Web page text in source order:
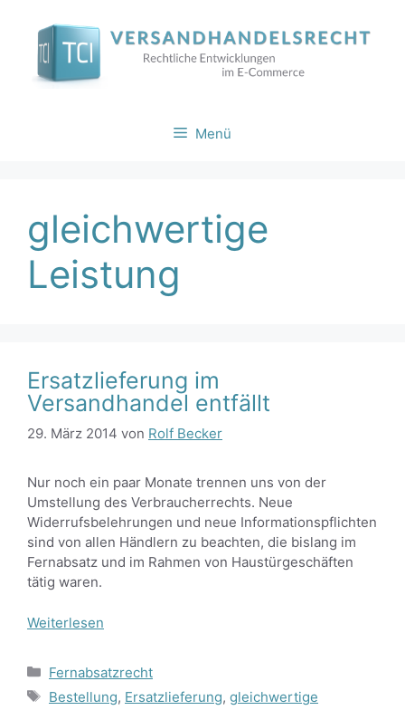
springen
Menü
gleichwertige
Leistung
Ersatzlieferung im
Versandhandel entfällt
29. März 2014 von Rolf Becker
Nur noch ein paar Monate trennen uns von der
Umstellung des Verbraucherrechts. Neue
Widerrufsbelehrungen und neue Informationspflichten
sind von allen Händlern zu beachten, die bislang im
Fernabsatz und im Rahmen von Haustürgeschäften
tätig waren.
Weiterlesen
Kategorien
Fernabsatzrecht
Schlagwörter
Bestellung, Ersatzlieferung, gleichwertige